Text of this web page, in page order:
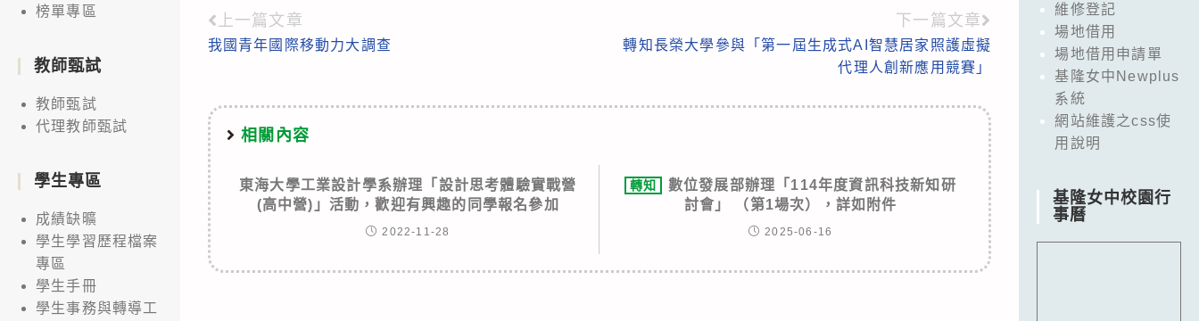
Read
more
上一篇文章
我國青年國際移動力大調查
下一篇文章
轉知長榮大學參與「第一屆生成式AI智慧居家照護虛擬
代理人創新應用競賽」
相關內容
東海大學工業設計學系辦理「設計思考體驗實戰營
(高中營)」活動，歡迎有興趣的同學報名參加
2022-11-28
轉知
數位發展部辦理「114年度資訊科技新知研
討會」 （第1場次），詳如附件
2025-06-16
榜單專區
教師甄試
教師甄試
代理教師甄試
學生專區
成績缺曠
學生學習歷程檔案
專區
學生手冊
學生事務與轉導工
維修登記
場地借用
場地借用申請單
基隆女中Newplus
系統
網站維護之css使
用說明
基隆女中校園行
事曆